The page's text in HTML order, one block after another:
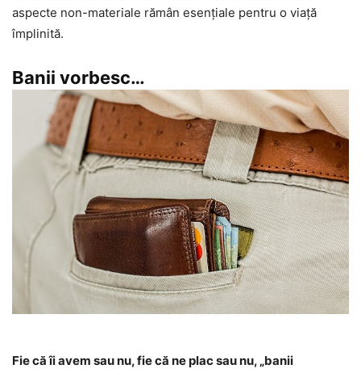
aspecte non-materiale rămân esențiale pentru o viață
împlinită.
Banii vorbesc…
Fie că îi avem sau nu, fie că ne plac sau nu, „banii